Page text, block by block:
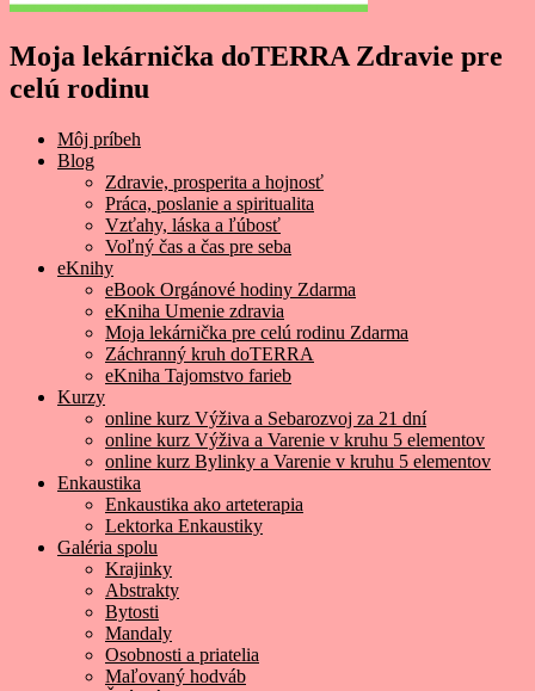
Moja lekárnička doTERRA Zdravie pre
celú rodinu
Môj príbeh
Blog
Zdravie, prosperita a hojnosť
Práca, poslanie a spiritualita
Vzťahy, láska a ľúbosť
Voľný čas a čas pre seba
eKnihy
eBook Orgánové hodiny Zdarma
eKniha Umenie zdravia
Moja lekárnička pre celú rodinu Zdarma
Záchranný kruh doTERRA
eKniha Tajomstvo farieb
Kurzy
online kurz Výživa a Sebarozvoj za 21 dní
online kurz Výživa a Varenie v kruhu 5 elementov
online kurz Bylinky a Varenie v kruhu 5 elementov
Enkaustika
Enkaustika ako arteterapia
Lektorka Enkaustiky
Galéria spolu
Krajinky
Abstrakty
Bytosti
Mandaly
Osobnosti a priatelia
Maľovaný hodváb